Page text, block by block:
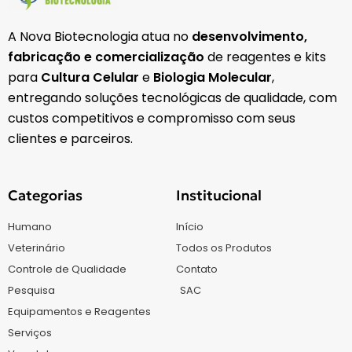
A Nova Biotecnologia atua no desenvolvimento,
fabricação e comercialização de reagentes e kits
para Cultura Celular e Biologia Molecular,
entregando soluções tecnológicas de qualidade, com
custos competitivos e compromisso com seus
clientes e parceiros.
Categorias
Humano
Veterinário
Controle de Qualidade
Pesquisa
Equipamentos e Reagentes
Serviços
Institucional
Início
Todos os Produtos
Contato
SAC